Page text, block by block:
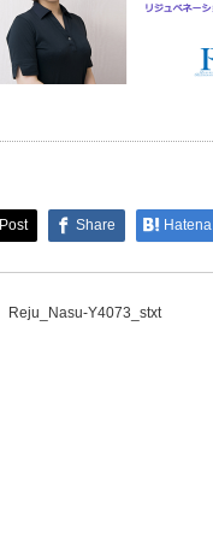
Post Share Hatena
Reju_Nasu-Y4073_stxt